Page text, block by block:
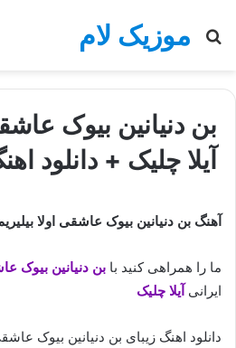
موزیک لام
جستجو
بن دنیانین بیوک
آیلا چلیک + دانلود
آهنگ بن دنیانین بیوک عاشقی اولا
ما را همراهی کنید با بن دنیانین بیوک
ایرانیآیلا چلیک
دانلود اهنگ زیبای بن دنیانین بیوک